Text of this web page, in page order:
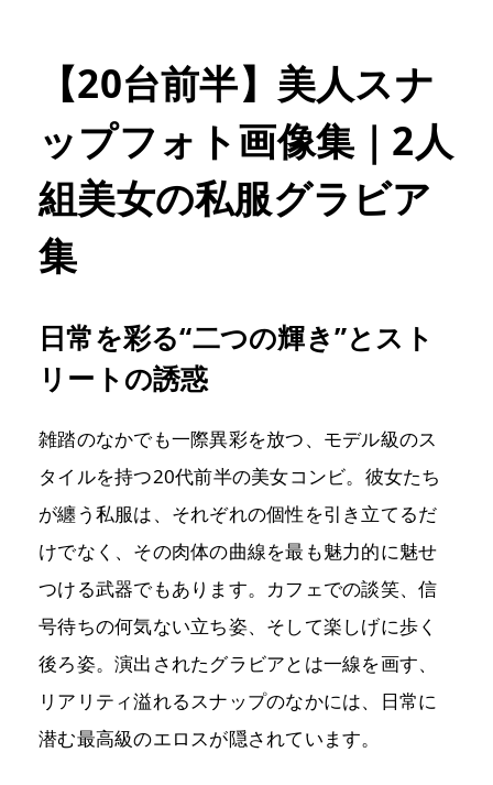
【20台前半】美人スナ
ップフォト画像集｜2人
組美女の私服グラビア
集
日常を彩る“二つの輝き”とスト
リートの誘惑
雑踏のなかでも一際異彩を放つ、モデル級のス
タイルを持つ20代前半の美女コンビ。彼女たち
が纏う私服は、それぞれの個性を引き立てるだ
けでなく、その肉体の曲線を最も魅力的に魅せ
つける武器でもあります。カフェでの談笑、信
号待ちの何気ない立ち姿、そして楽しげに歩く
後ろ姿。演出されたグラビアとは一線を画す、
リアリティ溢れるスナップのなかには、日常に
潜む最高級のエロスが隠されています。